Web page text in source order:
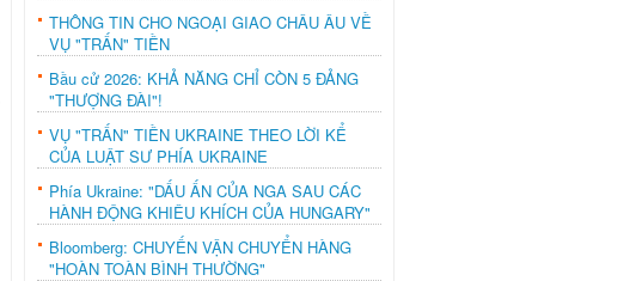
THÔNG TIN CHO NGOẠI GIAO CHÂU ÂU VỀ
VỤ "TRẤN" TIỀN
Bầu cử 2026: KHẢ NĂNG CHỈ CÒN 5 ĐẢNG
"THƯỢNG ĐÀI"!
VỤ "TRẤN" TIỀN UKRAINE THEO LỜI KỂ
CỦA LUẬT SƯ PHÍA UKRAINE
Phía Ukraine: "DẤU ẤN CỦA NGA SAU CÁC
HÀNH ĐỘNG KHIÊU KHÍCH CỦA HUNGARY"
Bloomberg: CHUYẾN VẬN CHUYỂN HÀNG
"HOÀN TOÀN BÌNH THƯỜNG"